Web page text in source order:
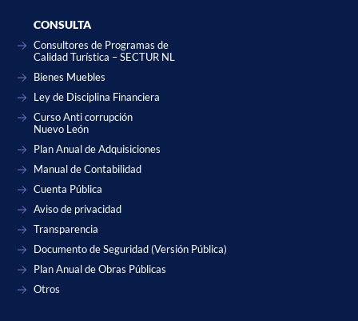
CONSULTA
Consultores de Programas de
Calidad Turística – SECTUR NL
Bienes Muebles
Ley de Disciplina Financiera
Curso Anti corrupción
Nuevo León
Plan Anual de Adquisiciones
Manual de Contabilidad
Cuenta Pública
Aviso de privacidad
Transparencia
Documento de Seguridad (Versión Pública)
Plan Anual de Obras Públicas
Otros